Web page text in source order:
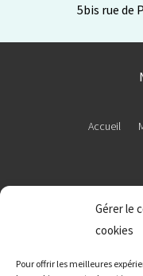
Gérer le
cookies
Pour offrir les meilleures
5bis rue de
Accueil